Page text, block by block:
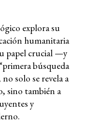
explora su
humanitaria
papel crucial —y
búsqueda
solo se revela a
sino también a
y